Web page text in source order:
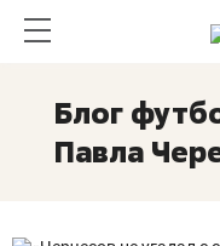
Блог
Павла